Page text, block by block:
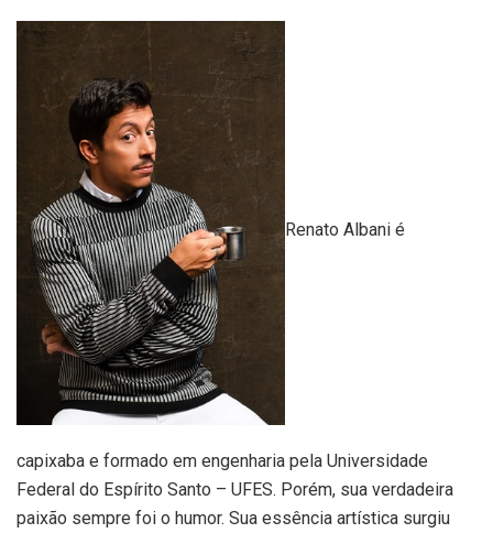
Renato Albani é
capixaba e formado em engenharia pela Universidade
Federal do Espírito Santo – UFES. Porém, sua verdadeira
paixão sempre foi o humor. Sua essência artística surgiu